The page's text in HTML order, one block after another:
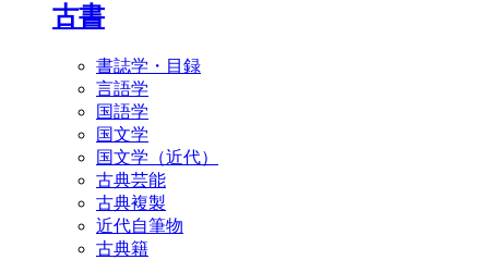
古書
書誌学・目録
言語学
国語学
国文学
国文学（近代）
古典芸能
古典複製
近代自筆物
古典籍